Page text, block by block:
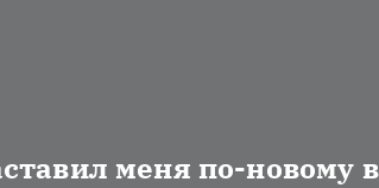
меня по-